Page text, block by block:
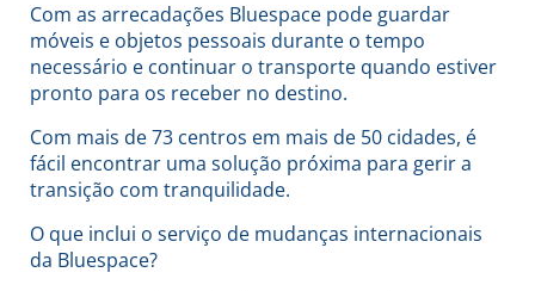
Com as arrecadações Bluespace pode guardar
móveis e objetos pessoais durante o tempo
necessário e continuar o transporte quando estiver
pronto para os receber no destino.
Com mais de 73 centros em mais de 50 cidades, é
fácil encontrar uma solução próxima para gerir a
transição com tranquilidade.
O que inclui o serviço de mudanças internacionais
da Bluespace?